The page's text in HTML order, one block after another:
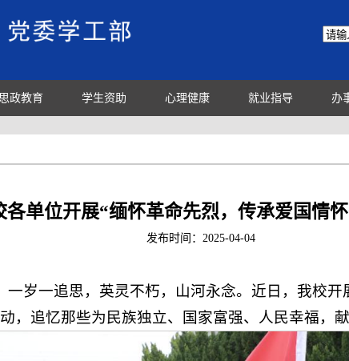
思政教育 学生资助 心理健康 就业指导 办
各单位开展“缅怀革命先烈，传承爱国情
发布时间：2025-04-04
一岁一追思，英灵不朽，山河永念。近日，我校开
，追忆那些为民族独立、国家富强、人民幸福，